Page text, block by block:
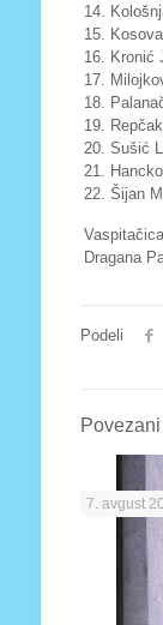
14.
15.
16. Kronić
17.
18.
19.
20. Sušić
21.
22. Šijan
Vaspitačica
Dragana
Podeli
7. avgust